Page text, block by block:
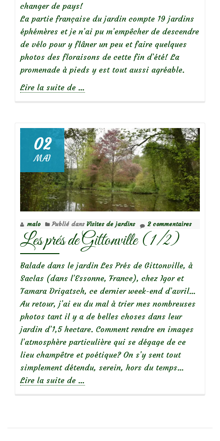
changer de pays!
La partie française du jardin compte 19 jardins
éphémères et je n’ai pu m’empêcher de descendre
de vélo pour y flâner un peu et faire quelques
photos des floraisons de cette fin d’été! La
promenade à pieds y est tout aussi agréable.
Lire la suite de
des
Deux
Rives
(Strasbourg-
Kehl)
…
02
MAI
malo Publié dans Visites de jardins 2 commentaires
Les prés de Gittonville (1/2)
Balade dans le jardin Les Prés de Gittonville, à
Saclas (dans l’Essonne, France), chez Igor et
Tamara Drigatsch, ce dernier week-end d’avril…
Au retour, j’ai eu du mal à trier mes nombreuses
photos tant il y a de belles choses dans leur
jardin d’1,5 hectare. Comment rendre en images
l’atmosphère particulière qui se dégage de ce
lieu champêtre et poétique? On s’y sent tout
simplement détendu, serein, hors du temps…
Lire la suite de à
de
…